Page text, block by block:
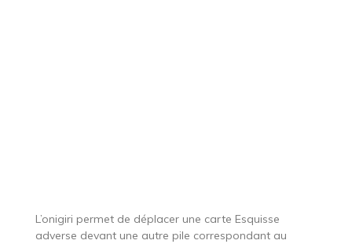
L’onigiri permet de déplacer une carte Esquisse
adverse devant une autre pile correspondant au